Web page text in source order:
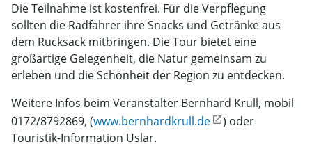
Die Teilnahme ist kostenfrei. Für die Verpflegung
sollten die Radfahrer ihre Snacks und Getränke aus
dem Rucksack mitbringen. Die Tour bietet eine
großartige Gelegenheit, die Natur gemeinsam zu
erleben und die Schönheit der Region zu entdecken.
Weitere Infos beim Veranstalter Bernhard Krull, mobil
0172/8792869, (www.bernhardkrull.de
) oder
Touristik-Information Uslar.